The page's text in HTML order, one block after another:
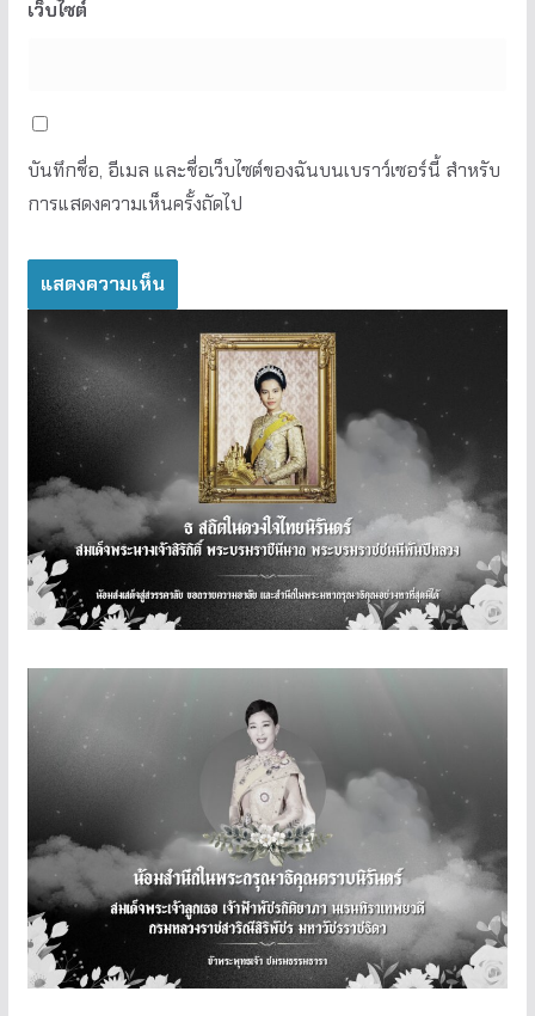
เว็บไซต์
บันทึกชื่อ, อีเมล และชื่อเว็บไซต์ของฉันบนเบราว์เซอร์นี้ สำหรับ
การแสดงความเห็นครั้งถัดไป